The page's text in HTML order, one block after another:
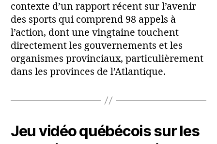
contexte d’un rapport récent sur l’avenir
des sports qui comprend 98 appels à
l’action, dont une vingtaine touchent
directement les gouvernements et les
organismes provinciaux, particulièrement
dans les provinces de l’Atlantique.
Jeu vidéo québécois sur les